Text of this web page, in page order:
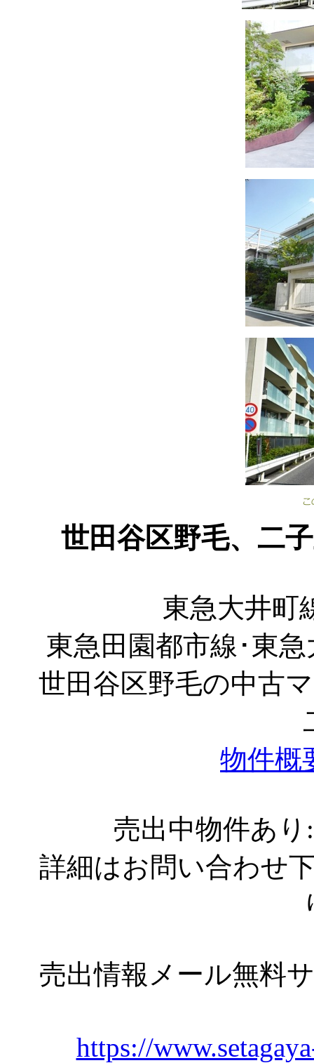
世田谷区野毛、二
東急大井町
東急田園都市線･東
世田谷区野毛の中古
物件概
売出中物件あ
詳細はお問い合わせ
売出情報メール無料
https://